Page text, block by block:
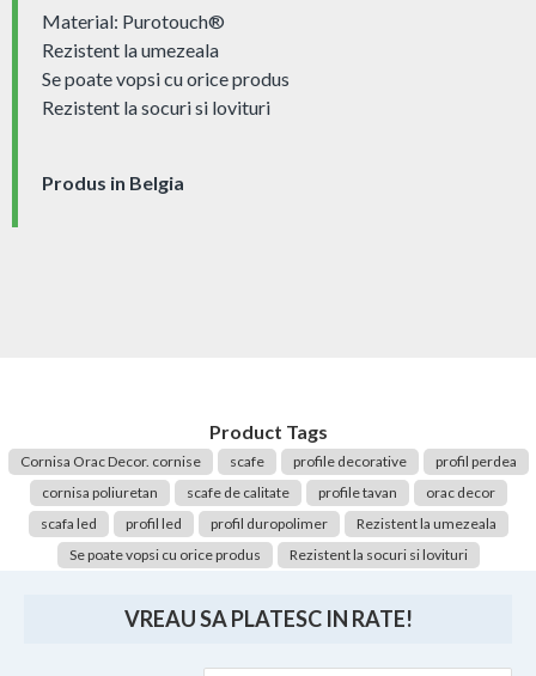
Material: Purotouch®
Rezistent la umezeala
Se poate vopsi cu orice produs
Rezistent la socuri si lovituri
Produs in Belgia
Product Tags
Cornisa Orac Decor. cornise scafe profile decorative
profil perdea
cornisa poliuretan
scafe de calitate profile tavan
orac decor
scafa led
profil led profil duropolimer
Rezistent la umezeala
Se poate vopsi cu orice produs
Rezistent la socuri si lovituri
VREAU SA PLATESC IN RATE!